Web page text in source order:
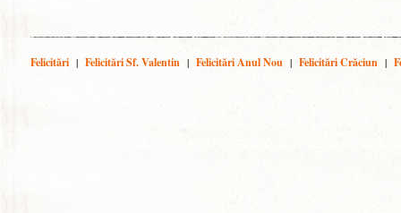
Felicitări | Felicitări Sf. Valentin | Felicitări Anul Nou | Felicitări Crăciun |